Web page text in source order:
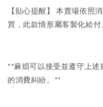
【貼心提醒】 本賣場依照
買，此款情形屬客製化給付
**麻煩可以接受並遵守上
的消費糾紛。**